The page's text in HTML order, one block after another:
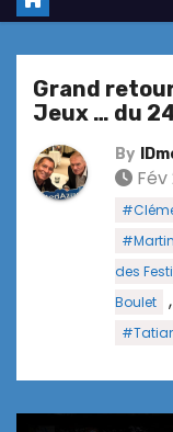
Grand
Jeux … du
By
Fév
des
Boulet
,